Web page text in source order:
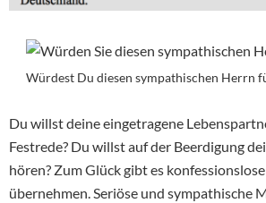
Würdest Du diesen sympathischen Herrn
Du willst deine eingetragene
Festrede? Du willst auf der Beerdigung
hören? Zum Glück gibt es
übernehmen. Seriöse und sympathische